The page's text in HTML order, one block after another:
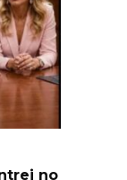
no